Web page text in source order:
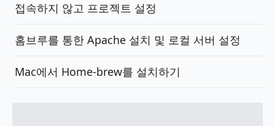
접속하지 않고 프로젝트 설정
홈브루를 통한 Apache 설치 및 로컬 서버 설정
Mac에서 Home-brew를 설치하기